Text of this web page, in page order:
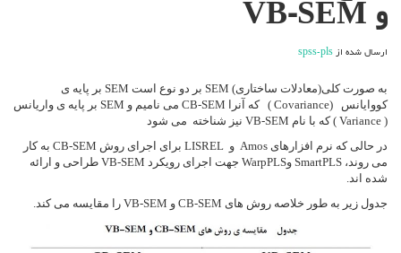
ساختاری
CB-
و
SEM
و VB-SEM
ارسال شده از spss-pls
به صورت کلی(معادلات ساختاری) SEM بر دو نوع است SEM بر پایه ی
کووایانس (Covariance ) که آنرا CB-SEM می نامیم و SEM بر پایه ی واریانس
( Variance ) که با نام VB-SEM نیز شناخته می شود
در حالی که نرم افزارهای Amos و LISREL برای اجرای روش CB-SEM به کار
می روند، SmartPLS وWarpPLS جهت اجرای رویکرد VB-SEM طراحی و ارائه
شده اند.
جدول زیر به طور خلاصه روش های CB-SEM و VB-SEM را مقایسه می کند.